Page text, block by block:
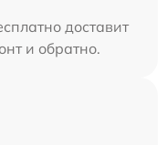
доставит
и обратно.